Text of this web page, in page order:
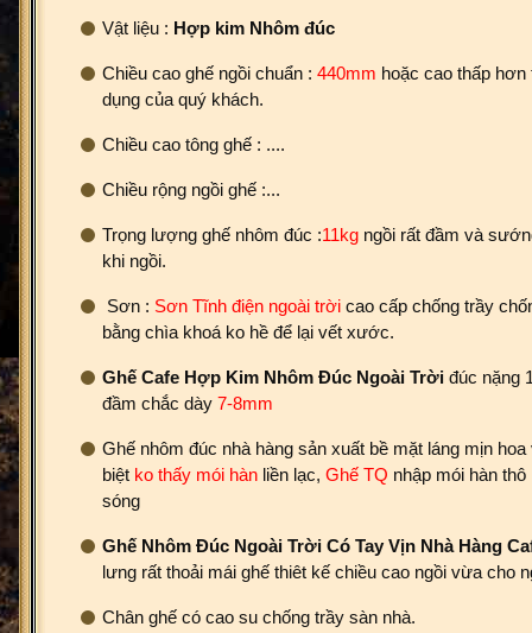
Vật liệu : Hợp kim Nhôm đúc
Chiều cao ghế ngồi chuẩn : 440mm hoặc cao thấp
dụng của quý khách.
Chiều cao tông ghế : ....
Chiều rộng ngồi ghế :...
Trọng lượng ghế nhôm đúc :11kg ngồi rất đầm và
khi ngồi.
Sơn : Sơn Tĩnh điện ngoài trời cao cấp chống trầy
bằng chìa khoá ko hề để lại vết xước.
Ghế Cafe Hợp Kim Nhôm Đúc Ngoài Trời đúc nặng
đầm chắc dày 7-8mm
Ghế nhôm đúc nhà hàng sản xuất bề mặt láng mịn
biệt ko thấy mói hàn liền lạc, Ghế TQ nhập mói hàn
sóng
Ghế Nhôm Đúc Ngoài Trời Có Tay Vịn Nhà Hàng
lưng rất thoải mái ghế thiêt kế chiều cao ngồi vừa cho
Chân ghế có cao su chống trầy sàn nhà.